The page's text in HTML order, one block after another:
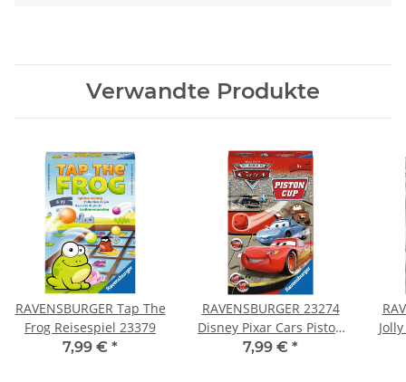
Verwandte Produkte
RAVENSBURGER Tap The
Frog Reisespiel 23379
7,99 € *
RAVENSBURGER 23274
Disney Pixar Cars Piston
Cup Reisespiel
7,99 € *